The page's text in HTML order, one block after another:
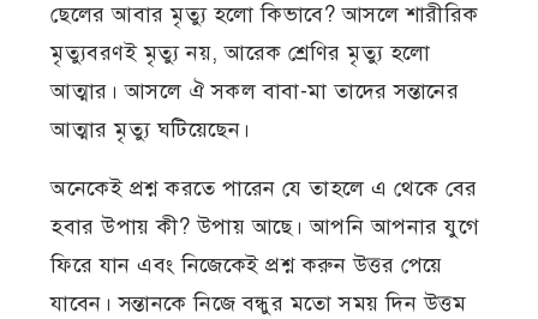
ছেলের আবার মৃত্যু হলো কিভাবে? আসলে শারীরিক
মৃত্যুবরণই মৃত্যু নয়, আরেক শ্রেণির মৃত্যু হলো
আত্মার। আসলে ঐ সকল বাবা-মা তাদের সন্তানের
আত্মার মৃত্যু ঘটিয়েছেন।
অনেকেই প্রশ্ন করতে পারেন যে তাহলে এ থেকে বের
হবার উপায় কী? উপায় আছে। আপনি আপনার যুগে
ফিরে যান এবং নিজেকেই প্রশ্ন করুন উত্তর পেয়ে
যাবেন। সন্তানকে নিজে বন্ধুর মতো সময় দিন উত্তম